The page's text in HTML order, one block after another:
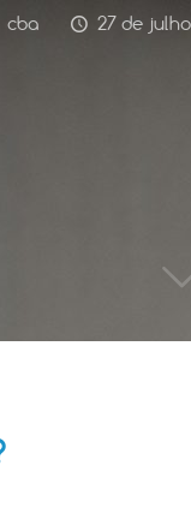
cba 27 de julho